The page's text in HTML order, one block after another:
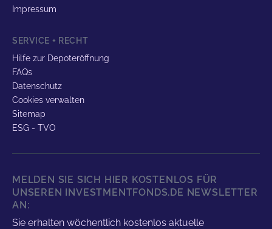
Impressum
SERVICE + RECHT
Hilfe zur Depoteröffnung
FAQs
Datenschutz
Cookies verwalten
Sitemap
ESG - TVO
MELDEN SIE SICH HIER KOSTENLOS FÜR
UNSEREN INVESTMENTFONDS.DE NEWSLETTER
AN:
Sie erhalten wöchentlich kostenlos aktuelle